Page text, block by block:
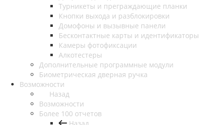
Турникеты и преграждающие планки
Кнопки выхода и разблокировки
Домофоны и вызывные панели
Бесконтактные карты и идентификаторы
Камеры фотофиксации
Алкотестеры
Дополнительные программные модули
Биометрическая дверная ручка
Возможности
Назад
Возможности
Более 100 отчетов